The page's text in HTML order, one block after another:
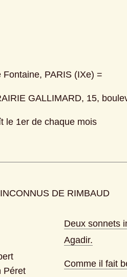
Fontaine, PARIS (IXe) =
GALLIMARD, 15,
le 1er de chaque mois
DE RIMBAUD
Deux sonnets
Agadir.
Péret
Comme il fait